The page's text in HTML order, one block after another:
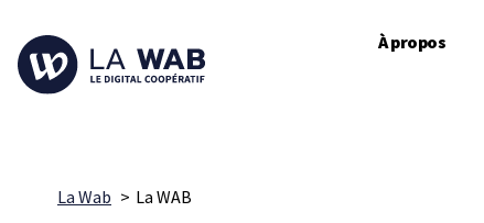
À propos
La Wab La WAB